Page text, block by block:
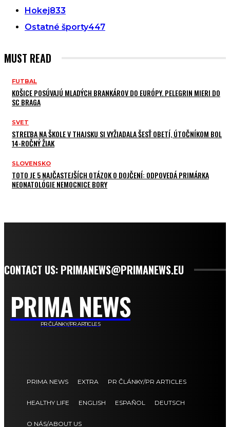
Hokej833
Ostatné športy447
MUST READ
FUTBAL
KOŠICE POSÚVAJÚ MLADÝCH BRANKÁROV DO EURÓPY. PELEGRIN MIERI DO
SC BRAGA
SVET
STREĽBA NA ŠKOLE V THAJSKU SI VYŽIADALA ŠESŤ OBETÍ, ÚTOČNÍKOM BOL
14-ROČNÝ ŽIAK
SLOVENSKO
TOTO JE 5 NAJČASTEJŠÍCH OTÁZOK O DOJČENÍ: ODPOVEDÁ PRIMÁRKA
NEONATOLÓGIE NEMOCNICE BORY
CONTACT US: PRIMANEWS@PRIMANEWS.EU
PRIMA NEWS
PR ČLÁNKY/PR ARTICLES
PRIMA NEWS EXTRA PR ČLÁNKY/PR ARTICLES
HEALTHY LIFE ENGLISH ESPAÑOL DEUTSCH
O NÁS/ABOUT US